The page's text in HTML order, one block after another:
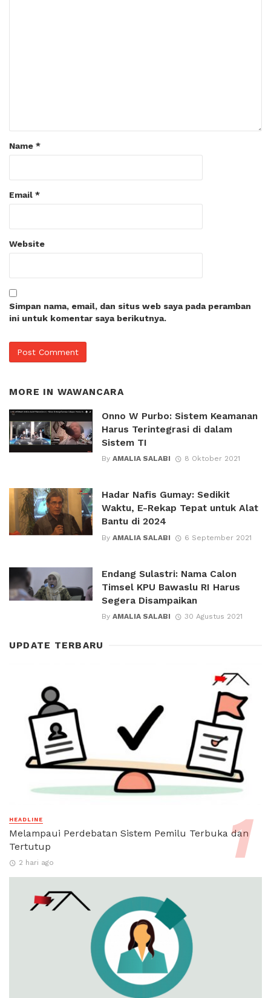
Name *
Email *
Website
Simpan nama, email, dan situs web saya pada peramban
ini untuk komentar saya berikutnya.
MORE IN WAWANCARA
Onno W Purbo: Sistem Keamanan
Harus Terintegrasi di dalam
Sistem TI
By AMALIA SALABI 8 Oktober 2021
Hadar Nafis Gumay: Sedikit
Waktu, E-Rekap Tepat untuk Alat
Bantu di 2024
By AMALIA SALABI 6 September 2021
Endang Sulastri: Nama Calon
Timsel KPU Bawaslu RI Harus
Segera Disampaikan
By AMALIA SALABI 30 Agustus 2021
UPDATE TERBARU
HEADLINE
Melampaui Perdebatan Sistem Pemilu Terbuka dan
Tertutup
2 hari ago